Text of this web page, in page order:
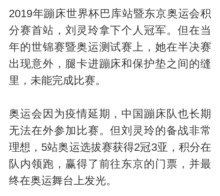
2019年蹦床世界杯巴库站暨东京奥运会积
分赛首站，刘灵玲拿下个人冠军。但在当
年的世锦赛暨奥运测试赛上，她在半决赛
出现意外，腿卡进蹦床和保护垫之间的缝
里，未能完成比赛。
奥运会因为疫情延期，中国蹦床队也长期
无法在外参加比赛。但刘灵玲的备战非常
理想，5站奥运选拔赛获得2冠3亚，积分在
队内领跑，赢得了前往东京的门票，并最
终在奥运舞台上发光。